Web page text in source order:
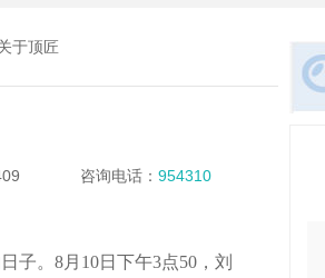
于顶匠
咨询电话： 954310
子。8月10日下午3点50，刘